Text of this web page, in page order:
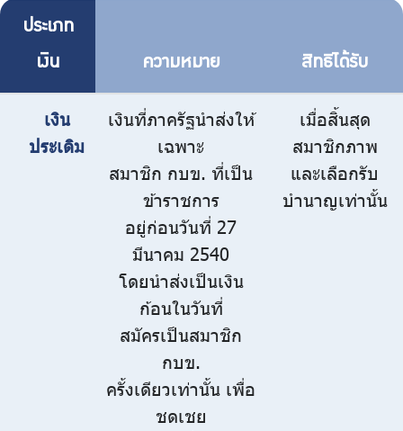
ประเภท
เงิน ความหมาย สิทธิได้รับ
เงิน
ประเดิม
เงินที่ภาครัฐนำส่งให้
เฉพาะ
สมาชิก กบข. ที่เป็น
ข้าราชการ
อยู่ก่อนวันที่ 27
มีนาคม 2540
โดยนำส่งเป็นเงิน
ก้อนในวันที่
สมัครเป็นสมาชิก
กบข.
ครั้งเดียวเท่านั้น เพื่อ
ชดเชย
เมื่อสิ้นสุด
สมาชิกภาพ
และเลือกรับ
บำนาญเท่านั้น